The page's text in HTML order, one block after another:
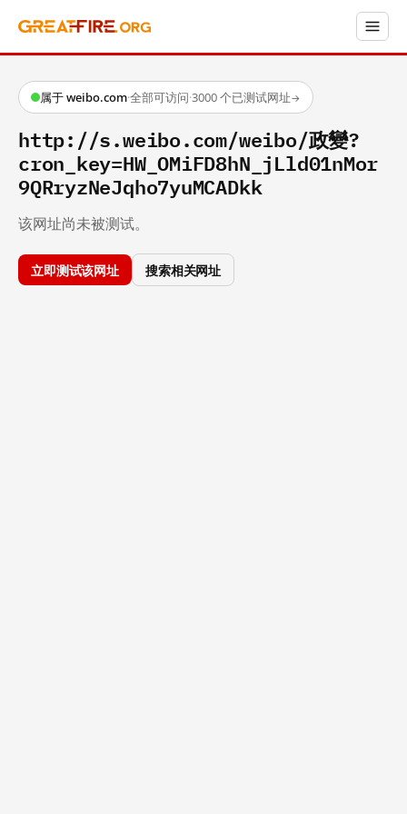
属于 weibo.com·全部可访问·3000 个已测试网址→
http://s.weibo.com/weibo/政變?
cron_key=HW_OMiFD8hN_jLld01nMor
9QRryzNeJqho7yuMCADkk
该网址尚未被测试。
立即测试该网址 搜索相关网址